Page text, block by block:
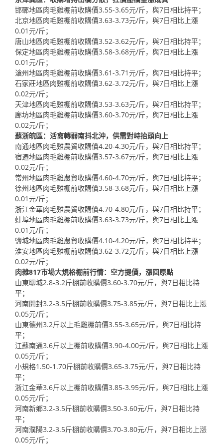
邯鄲地區肉毛雞棚前收購價3.55-3.65元/斤，與7日相比持平；
北京地區肉毛雞棚前收購價3.63-3.73元/斤，與7日相比上漲
0.01元/斤；
唐山地區肉毛雞棚前收購價3.52-3.62元/斤，與7日相比持平；
保定地區肉毛雞棚前收購價3.58-3.68元/斤，與7日相比上漲
0.01元/斤；
滄州地區肉毛雞棚前收購價3.61-3.71元/斤，與7日相比持平；
石家莊地區肉雞棚前收購價3.62-3.72元/斤，與7日相比上漲
0.02元/斤；
天津地區肉毛雞棚前收購價3.53-3.63元/斤，與7日相比持平；
廊坊地區肉毛雞棚前收購價3.60-3.70元/斤，與7日相比上漲
0.02元/斤；
蘇浙皖區：活禽轉弱南抖北沖，供需對峙抬頭向上
南通地區肉毛雞農貿收購價4.20-4.30元/斤，與7日相比持平；
宿遷地區肉毛雞棚前收購價3.57-3.67元/斤，與7日相比上漲
0.02元/斤；
常州地區肉毛雞農貿收購價4.60-4.70元/斤，與7日相比持平；
徐州地區肉毛雞棚前收購價3.58-3.68元/斤，與7日相比上漲
0.01元/斤；
浙江金華肉毛雞農貿收購價4.70-4.80元/斤，與7日相比持平；
蚌埠地區肉毛雞棚前收購價3.63-3.73元/斤，與7日相比上漲
0.01元/斤；
鹽城地區肉毛雞農貿收購價4.10-4.20元/斤，與7日相比持平；
淮安地區肉毛雞棚前收購價3.62-3.72元/斤，與7日相比上漲
0.02元/斤；
肉雜817市場大規格棚前行情：空方提價，漲回原點
山東聊城2.8-3.2斤棚前收購價3.60-3.70元/斤，與7日相比持
平；
河南開封3.2-3.5斤棚前收購價3.75-3.85元/斤，與7日相比上漲
0.05元/斤；
山東德州3.2斤以上毛雞棚前價3.55-3.65元/斤，與7日相比持
平；
江蘇南通3.6斤以上棚前收購價3.90-4.00元/斤，與7日相比上漲
0.05元/斤；
小規格1.50-1.70斤棚前收購價3.65-3.75元/斤，與7日相比持
平；
浙江金華3.6斤以上棚前收購價3.85-3.95元/斤，與7日相比上漲
0.05元/斤；
河南新鄉3.2-3.5斤棚前收購價3.50-3.60元/斤，與7日相比持
平；
河南濮陽3.2-3.5斤棚前收購價3.70-3.80元/斤，與7日相比上漲
0.05元/斤；